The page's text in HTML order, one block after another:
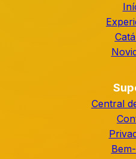
Central